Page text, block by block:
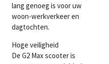
lang genoeg is voor uw
woon-werkverkeer en
dagtochten.
Hoge veiligheid
De G2 Max scooter is